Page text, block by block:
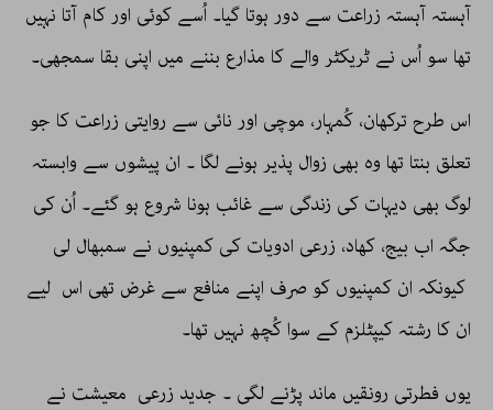
آہستہ آہستہ زراعت سے دور ہوتا گیا۔ اُسے کوئی اور کام آتا نہیں
تھا سو اُس نے ٹریکٹر والے کا مذارع بننے میں اپنی بقا سمجھی۔
اس طرح ترکھان، کُمہار، موچی اور نائی سے روایتی زراعت کا جو
تعلق بنتا تھا وہ بھی زوال پذیر ہونے لگا ۔ ان پیشوں سے وابستہ
لوگ بھی دیہات کی زندگی سے غائب ہونا شروع ہو گئے۔ اُن کی
جگہ اب بیج، کھاد، زرعی ادویات کی کمپنیوں نے سمبھال لی
کیونکہ ان کمپنیوں کو صرف اپنے منافع سے غرض تھی اس لیے
ان کا رشتہ کیپٹلزم کے سوا کُچھ نہیں تھا۔
یوں فطرتی رونقیں ماند پڑنے لگی ۔ جدید زرعی معیشت نے